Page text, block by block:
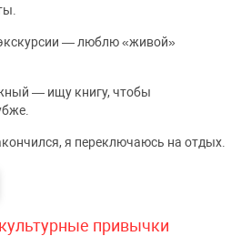
— люблю «живой»
— ищу книгу, чтобы
я переключаюсь на отдых.
привычки